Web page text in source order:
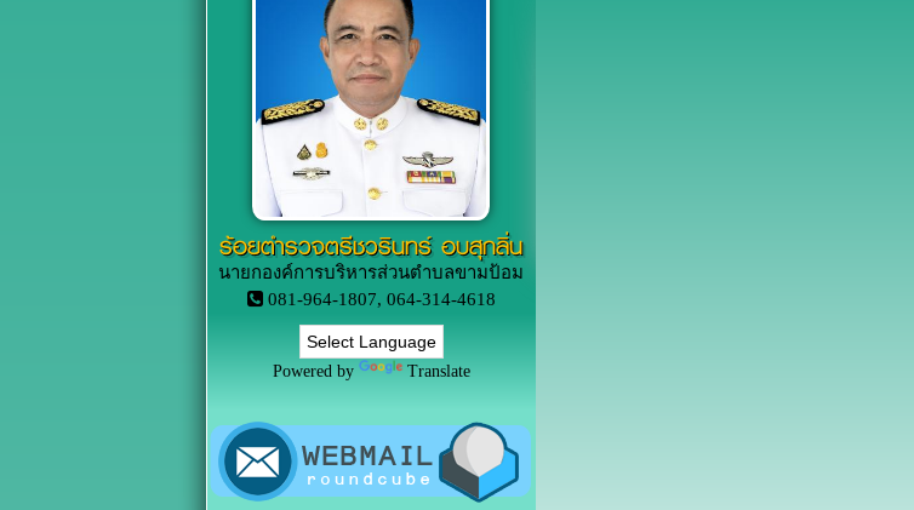
ร้อยตำรวจตรีชวรินทร์ อบสุกลิ่น
นายกองค์การบริหารส่วนตำบลขามป้อม
081-964-1807, 064-314-4618
Powered by Translate